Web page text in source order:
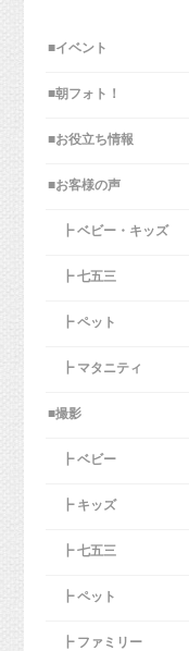
■イベント
■朝フォト！
■お役立ち情報
■お客様の声
┣ ベビー・キッズ
┣ 七五三
┣ ペット
┣ マタニティ
■撮影
┣ ベビー
┣ キッズ
┣ 七五三
┣ ペット
┣ ファミリー